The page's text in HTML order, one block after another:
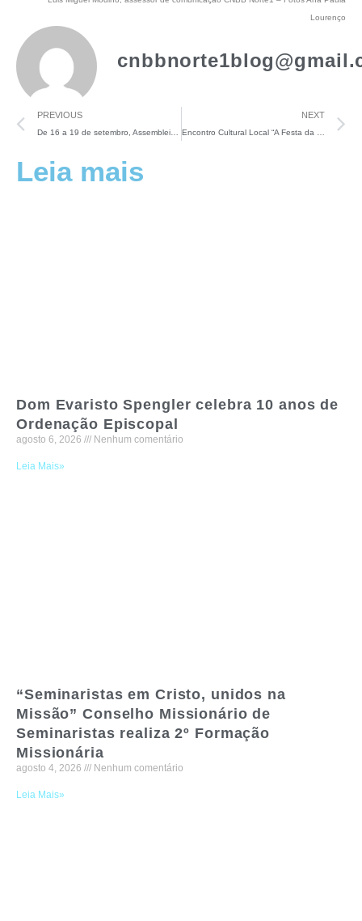
Leia mais
Dom Evaristo Spengler celebra 10 anos de
Ordenação Episcopal
agosto 6, 2026 Nenhum comentário
Leia Mais»
“Seminaristas em Cristo, unidos na
Missão” Conselho Missionário de
Seminaristas realiza 2º Formação
Missionária
agosto 4, 2026 Nenhum comentário
Leia Mais»
Lourenço
PREVIOUS
De 16 a 19 de setembro, Assembleia do Regional Norte1 debaterá sobre ministerialidade
NEXT
Encontro Cultural Local “A Festa da Moça Nova” Fortalece a Tradição e a Espiritualidade do Povo Magüta